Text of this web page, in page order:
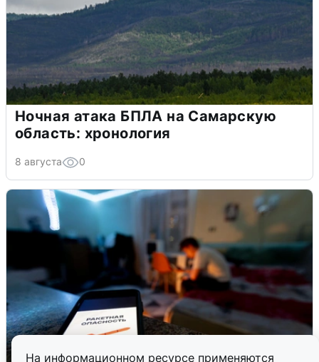
На информационном ресурсе применяются
Ночная атака БПЛА на Самарскую
область: хронология
8 августа 0